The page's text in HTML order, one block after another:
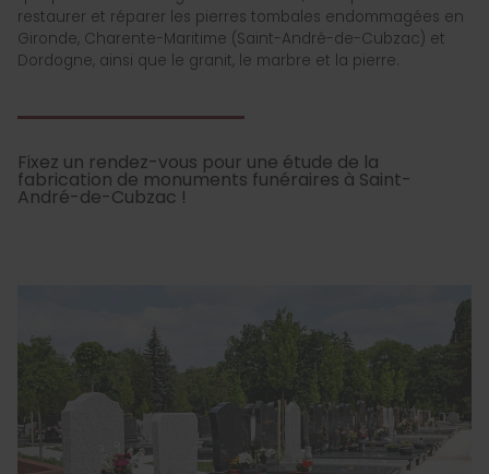
restaurer et réparer les pierres tombales endommagées en
Gironde, Charente-Maritime (Saint-André-de-Cubzac) et
Dordogne, ainsi que le granit, le marbre et la pierre.
Fixez un rendez-vous pour une étude de la
fabrication de monuments funéraires à Saint-
André-de-Cubzac !